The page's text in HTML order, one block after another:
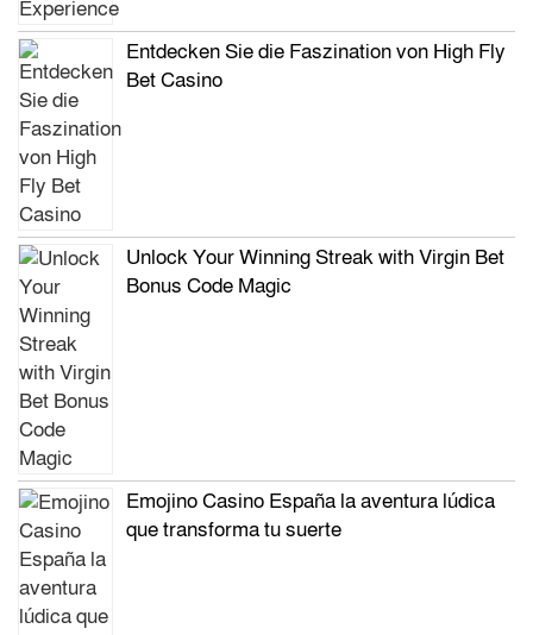
Entdecken Sie die Faszination von High Fly
Bet Casino
Unlock Your Winning Streak with Virgin Bet
Bonus Code Magic
Emojino Casino España la aventura lúdica
que transforma tu suerte